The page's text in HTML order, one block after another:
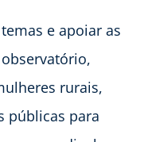
e apoiar as
rurais,
públicas para